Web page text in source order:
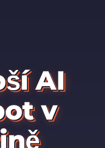
AI
v